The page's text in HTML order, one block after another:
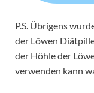
P.S. Übrigens
der Löwen
der Höhle der
verwenden kann